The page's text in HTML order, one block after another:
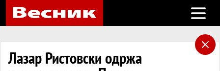
Open
Лазар Ристовски одржа